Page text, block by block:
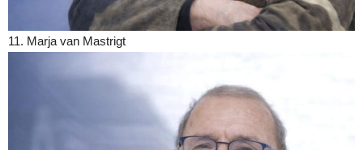
11. Marja van Mastrigt